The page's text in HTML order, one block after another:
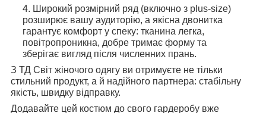
Широкий розмірний ряд (включно з plus-size)
розширює вашу аудиторію, а якісна двонитка
гарантує комфорт у спеку: тканина легка,
повітропроникна, добре тримає форму та
зберігає вигляд після численних прань.
З ТД Світ жіночого одягу ви отримуєте не тільки
стильний продукт, а й надійного партнера: стабільну
якість, швидку відправку.
Додавайте цей костюм до свого гардеробу вже